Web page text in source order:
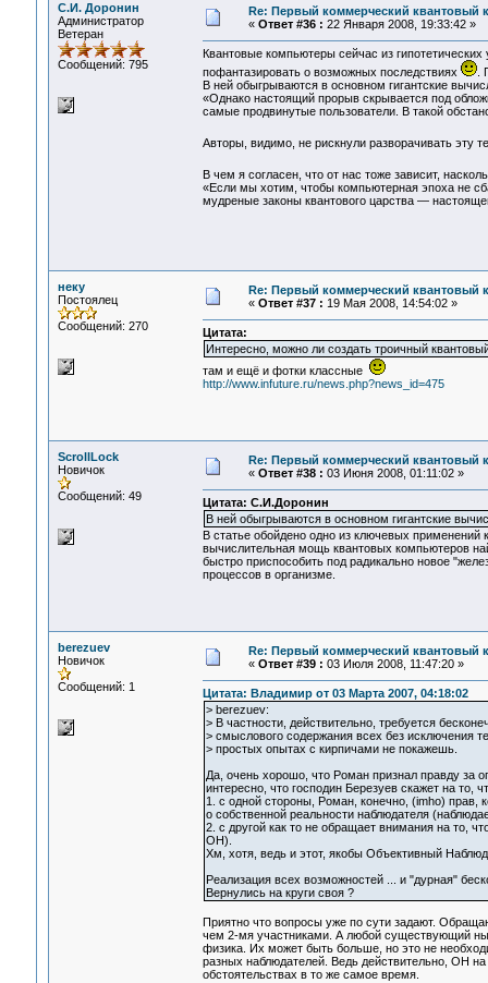
С.И. Доронин
Администратор
Ветеран
Сообщений: 795
Re: Первый коммерческий квантовый
« Ответ #36 : 22 Января 2008, 19:33:42 »
Квантовые компьютеры сейчас из
пофантазировать о возможных последствиях
.
В ней обыгрываются в основном гигантские
«Однако настоящий прорыв скрывается под
самые продвинутые пользователи. В такой
Авторы, видимо, не рискнули разворачивать эту
В чем я согласен, что от нас тоже зависит,
«Если мы хотим, чтобы компьютерная эпоха не
мудреные законы квантового царства —
неку
Постоялец
Сообщений: 270
Re: Первый коммерческий квантовый
« Ответ #37 : 19 Мая 2008, 14:54:02 »
Цитата:
Интересно, можно ли создать троичный
там и ещё и фотки классные
http://www.infuture.ru/news.php?news_id=475
ScrollLock
Новичок
Сообщений: 49
Re: Первый коммерческий квантовый
« Ответ #38 : 03 Июня 2008, 01:11:02 »
Цитата: С.И.Доронин
В ней обыгрываются в основном гигантские
В статье обойдено одно из ключевых
вычислительная мощь квантовых компьютеров
быстро приспособить под радикально новое
процессов в организме.
berezuev
Новичок
Сообщений: 1
Re: Первый коммерческий квантовый
« Ответ #39 : 03 Июля 2008, 11:47:20 »
Цитата: Владимир от 03 Марта 2007, 04:18:02
> berezuev:
> В частности, действительно, требуется
> смыслового содержания всех без исключения
> простых опытах с кирпичами не покажешь.
Да, очень хорошо, что Роман признал правду за
интересно, что господин Березуев скажет на то,
1. с одной стороны, Роман, конечно, (imho) прав,
о собственной реальности наблюдателя
2. с другой как то не обращает внимания на то,
ОН).
Хм, хотя, ведь и этот, якобы Объективный
Реализация всех возможностей ... и "дурная"
Вернулись на круги своя ?
Приятно что вопросы уже по сути задают.
чем 2-мя участниками. А любой существующий
физика. Их может быть больше, но это не
разных наблюдателей. Ведь действительно, ОН
обстоятельствах в то же самое время.